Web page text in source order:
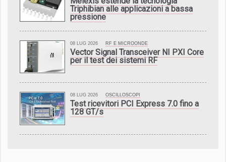
Triphibian alle applicazioni a bassa
pressione
08 LUG 2026 RF E MICROONDE
Vector Signal Transceiver NI PXI Core
per il test dei sistemi RF
08 LUG 2026 OSCILLOSCOPI
Test ricevitori PCI Express 7.0 fino a
128 GT/s